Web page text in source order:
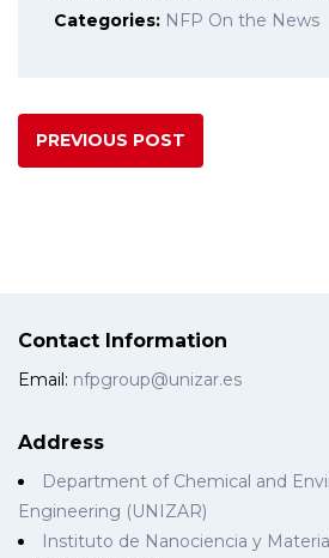
Categories: NFP On the News
PREVIOUS POST
Contact Information
Email: nfpgroup@unizar.es
Address
Department of Chemical and
Engineering (UNIZAR)
Instituto de Nanociencia y